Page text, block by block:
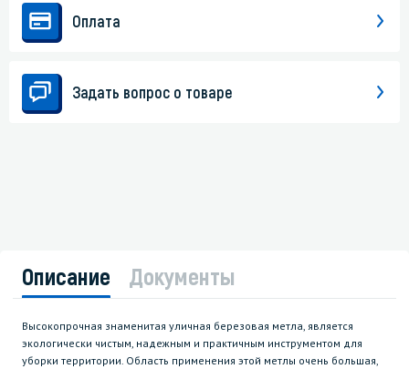
Оплата
Задать вопрос о товаре
Описание Документы
Высокопрочная знаменитая уличная березовая метла, является
экологически чистым, надежным и практичным инструментом для
уборки территории. Область применения этой метлы очень большая,